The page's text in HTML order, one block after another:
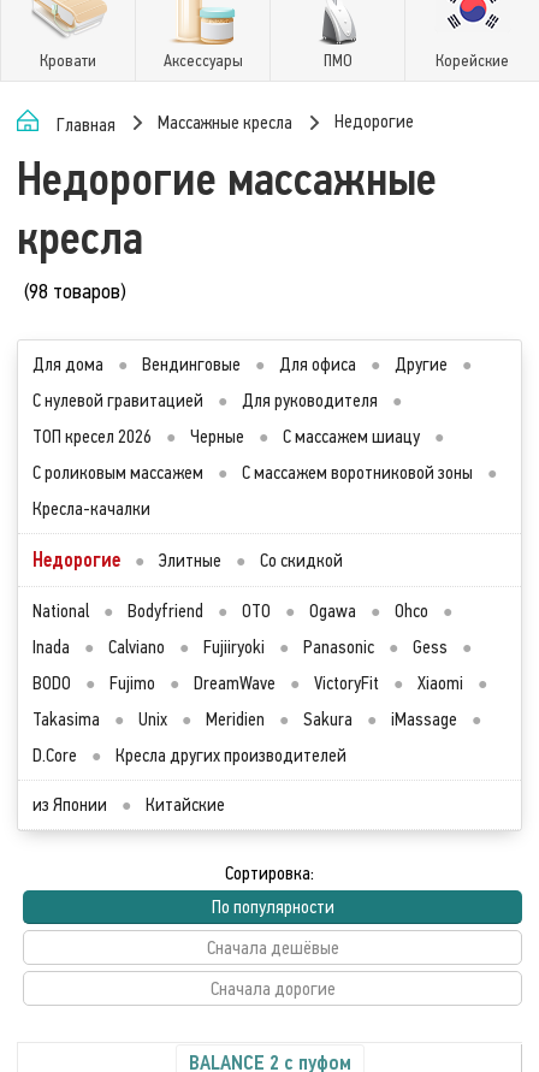
Кровати Аксессуары ПМО Корейские
Главная Массажные кресла Недорогие
Недорогие массажные
кресла
(98 товаров)
Для дома ● Вендинговые ● Для офиса ● Другие
●
С нулевой гравитацией
● Для руководителя
●
ТОП кресел 2026
● Черные ● С массажем шиацу
●
С роликовым массажем
● С массажем воротниковой зоны
●
Кресла-качалки
Недорогие ● Элитные ● Со скидкой
National ● Bodyfriend ● OTO ● Ogawa ● Ohco
●
Inada
● Calviano ● Fujiiryoki ● Panasonic ● Gess
●
BODO
● Fujimo ● DreamWave ● VictoryFit ● Xiaomi
●
Takasima
● Unix ● Meridien ● Sakura ● iMassage
●
D.Core
● Кресла других производителей
из Японии ● Китайские
Сортировка:
По популярности
Сначала дешёвые
Сначала дорогие
BALANCE 2 с пуфом